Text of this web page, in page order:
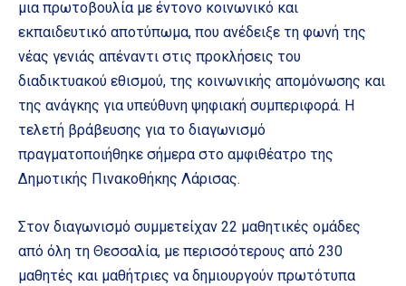
μια πρωτοβουλία με έντονο κοινωνικό και
εκπαιδευτικό αποτύπωμα, που ανέδειξε τη φωνή της
νέας γενιάς απέναντι στις προκλήσεις του
διαδικτυακού εθισμού, της κοινωνικής απομόνωσης και
της ανάγκης για υπεύθυνη ψηφιακή συμπεριφορά. Η
τελετή βράβευσης για το διαγωνισμό
πραγματοποιήθηκε σήμερα στο αμφιθέατρο της
Δημοτικής Πινακοθήκης Λάρισας.
Στον διαγωνισμό συμμετείχαν 22 μαθητικές ομάδες
από όλη τη Θεσσαλία, με περισσότερους από 230
μαθητές και μαθήτριες να δημιουργούν πρωτότυπα